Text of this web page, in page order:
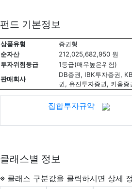
펀드 기본정보
상품유형 증권형
순자산
212,025,682,950 원
투자위험등급
1등급(매우높은위험)
판매회사
DB증권, IBK투자증권,
권, 유진투자증권, 키움
집합투자규약
클래스별 정보
※ 클래스 구분값을 클릭하시면 상세